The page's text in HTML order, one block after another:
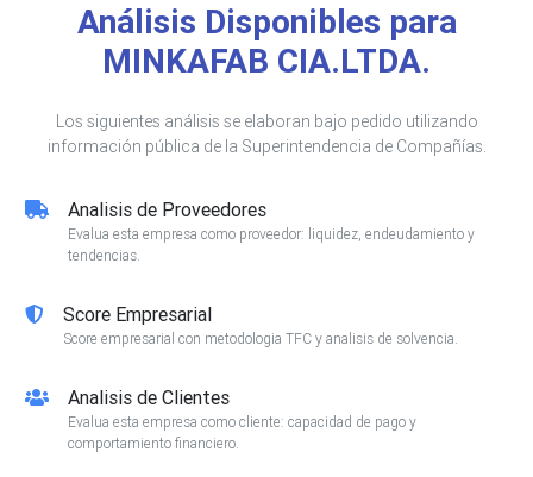
Análisis Disponibles para
MINKAFAB CIA.LTDA.
Los siguientes análisis se elaboran bajo pedido utilizando
información pública de la Superintendencia de Compañías.
Analisis de Proveedores
Evalua esta empresa como proveedor: liquidez, endeudamiento y
tendencias.
Score Empresarial
Score empresarial con metodologia TFC y analisis de solvencia.
Analisis de Clientes
Evalua esta empresa como cliente: capacidad de pago y
comportamiento financiero.